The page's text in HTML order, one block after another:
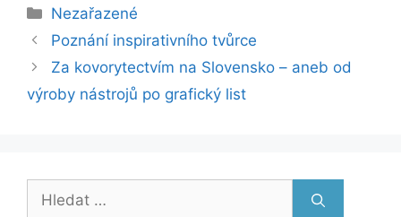
Rubriky
Nezařazené
Poznání inspirativního tvůrce
Za kovorytectvím na Slovensko – aneb od
výroby nástrojů po grafický list
Hledat: